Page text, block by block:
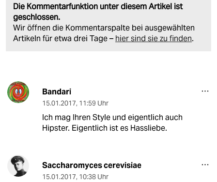
Die Kommentarfunktion unter diesem Artikel ist
geschlossen.
Wir öffnen die Kommentarspalte bei ausgewählten
Artikeln für etwa drei Tage – hier sind sie zu finden.
Bandari
15.01.2017, 11:59 Uhr
Ich mag Ihren Style und eigentlich auch
Hipster. Eigentlich ist es Hassliebe.
Saccharomyces cerevisiae
15.01.2017, 10:38 Uhr